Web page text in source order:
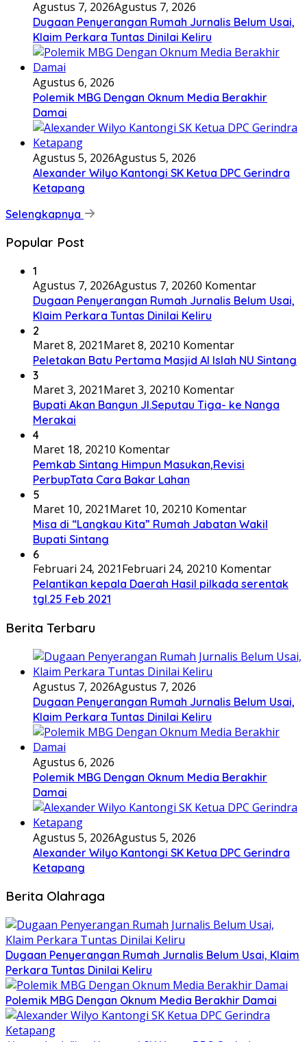
Agustus 7, 2026Agustus 7, 2026
Dugaan Penyerangan Rumah Jurnalis Belum Usai,
Klaim Perkara Tuntas Dinilai Keliru
Agustus 6, 2026
Polemik MBG Dengan Oknum Media Berakhir
Damai
Agustus 5, 2026Agustus 5, 2026
Alexander Wilyo Kantongi SK Ketua DPC Gerindra
Ketapang
Selengkapnya
Popular Post
1
Agustus 7, 2026Agustus 7, 20260 Komentar
Dugaan Penyerangan Rumah Jurnalis Belum Usai,
Klaim Perkara Tuntas Dinilai Keliru
2
Maret 8, 2021Maret 8, 20210 Komentar
Peletakan Batu Pertama Masjid Al Islah NU Sintang
3
Maret 3, 2021Maret 3, 20210 Komentar
Bupati Akan Bangun Jl.Seputau Tiga- ke Nanga
Merakai
4
Maret 18, 20210 Komentar
Pemkab Sintang Himpun Masukan,Revisi
PerbupTata Cara Bakar Lahan
5
Maret 10, 2021Maret 10, 20210 Komentar
Misa di “Langkau Kita” Rumah Jabatan Wakil
Bupati Sintang
6
Februari 24, 2021Februari 24, 20210 Komentar
Pelantikan kepala Daerah Hasil pilkada serentak
tgl.25 Feb 2021
Berita Terbaru
Agustus 7, 2026Agustus 7, 2026
Dugaan Penyerangan Rumah Jurnalis Belum Usai,
Klaim Perkara Tuntas Dinilai Keliru
Agustus 6, 2026
Polemik MBG Dengan Oknum Media Berakhir
Damai
Agustus 5, 2026Agustus 5, 2026
Alexander Wilyo Kantongi SK Ketua DPC Gerindra
Ketapang
Berita Olahraga
Dugaan Penyerangan Rumah Jurnalis Belum Usai, Klaim
Perkara Tuntas Dinilai Keliru
Polemik MBG Dengan Oknum Media Berakhir Damai